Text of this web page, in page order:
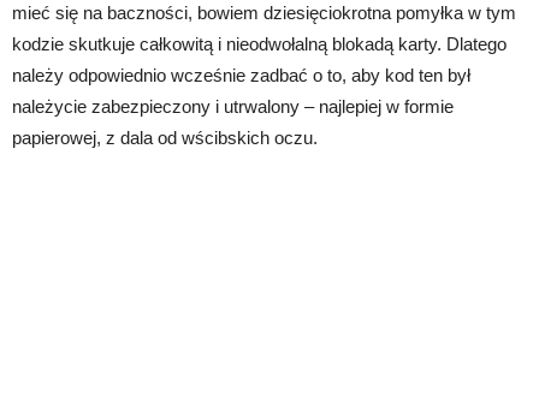
mieć się na baczności, bowiem dziesięciokrotna pomyłka w tym
kodzie skutkuje całkowitą i nieodwołalną blokadą karty. Dlatego
należy odpowiednio wcześnie zadbać o to, aby kod ten był
należycie zabezpieczony i utrwalony – najlepiej w formie
papierowej, z dala od wścibskich oczu.